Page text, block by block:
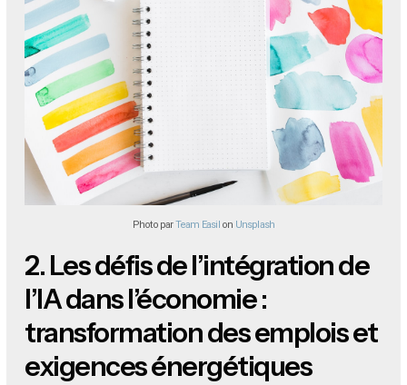
Photo parTeam Easilon Unsplash
2.Les défis de l’intégration de
l’IA dans l’économie :
transformation des emplois et
exigences énergétiques